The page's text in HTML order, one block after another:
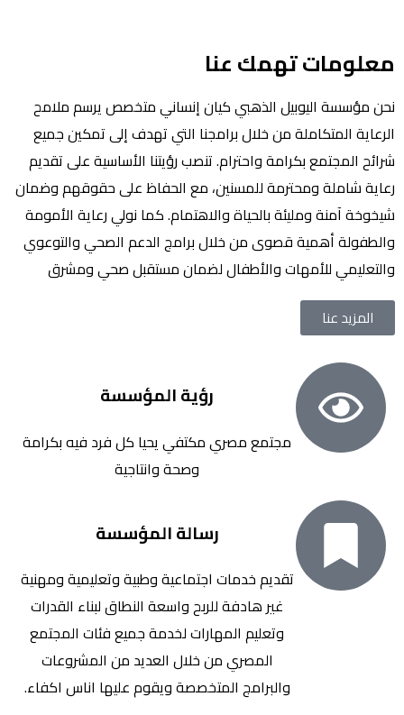
معلومات تهمك عنا
نحن مؤسسة اليوبيل الذهبي كيان إنساني متخصص يرسم ملامح
الرعاية المتكاملة من خلال برامجنا التي تهدف إلى تمكين جميع
شرائح المجتمع بكرامة واحترام. تنصب رؤيتنا الأساسية على تقديم
رعاية شاملة ومحترمة للمسنين، مع الحفاظ على حقوقهم وضمان
شيخوخة آمنة ومليئة بالحياة والاهتمام. كما نولي رعاية الأمومة
والطفولة أهمية قصوى من خلال برامج الدعم الصحي والتوعوي
والتعليمي للأمهات والأطفال لضمان مستقبل صحي ومشرق
المزيد عنا
رؤية المؤسسة
مجتمع مصري مكتفي يحيا كل فرد فيه بكرامة
وصحة وانتاجية
رسالة المؤسسة
تقديم خدمات اجتماعية وطبية وتعليمية ومهنية
غير هادفة للربح واسعة النطاق لبناء القدرات
وتعليم المهارات لخدمة جميع فئات المجتمع
المصري من خلال العديد من المشروعات
والبرامج المتخصصة ويقوم عليها اناس اكفاء.